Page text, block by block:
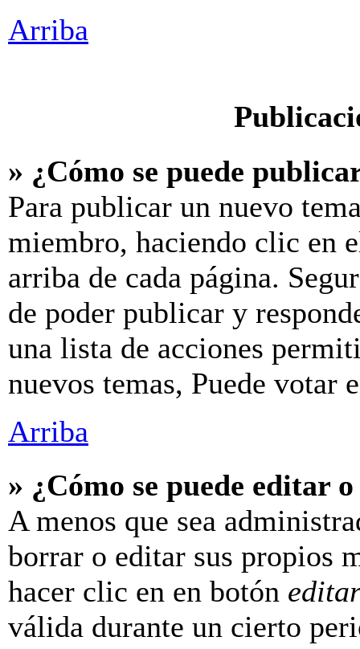
Arriba
» ¿Cómo se puede
Para publicar un nuevo
miembro, haciendo clic en
arriba de cada página.
de poder publicar y
una lista de acciones
nuevos temas, Puede votar
Arriba
» ¿Cómo se puede editar
A menos que sea
borrar o editar sus propios
hacer clic en en botón
válida durante un cierto